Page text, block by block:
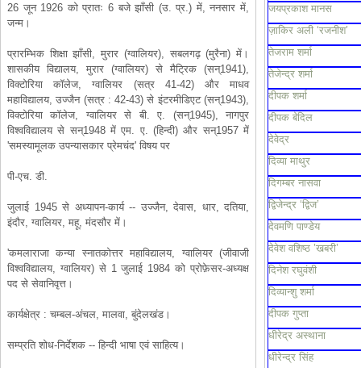
26 जून 1926 को प्रातः 6 बजे झाँसी (उ. प्र.) में, ननसार में,
जन्म।
प्रारम्भिक शिक्षा झाँसी, मुरार (ग्वालियर), सबलगढ़ (मुरैना) में।
शासकीय विद्यालय, मुरार (ग्वालियर) से मैट्रिक (सन्1941),
विक्टोरिया कॉलेज, ग्वालियर (सत्र 41-42) और माधव
महाविद्यालय, उज्जैन (सत्र : 42-43) से इंटरमीडिएट (सन्1943),
विक्टोरिया कॉलेज, ग्वालियर से बी. ए. (सन्1945), नागपुर
विश्वविद्यालय से सन्1948 में एम. ए. (हिन्दी) और सन्1957 में
'समस्यामूलक उपन्यासकार प्रेमचंद' विषय पर
पी-एच. डी.
जुलाई 1945 से अध्यापन-कार्य -- उज्जैन, देवास, धार, दतिया,
इंदौर, ग्वालियर, महू, मंदसौर में।
'कमलाराजा कन्या स्नातकोत्तर महाविद्यालय, ग्वालियर (जीवाजी
विश्वविद्यालय, ग्वालियर) से 1 जुलाई 1984 को प्रोफ़ेसर-अध्यक्ष
पद से सेवानिवृत्त।
कार्यक्षेत्र : चम्बल-अंचल, मालवा, बुंदेलखंड।
सम्प्रति शोध-निर्देशक -- हिन्दी भाषा एवं साहित्य।
जयप्रकाश मानस
ज़ाकिर अली ‘रजनीश’
तेजराम शर्मा
तेजेन्द्र शर्मा
दीपक शर्मा
दीपक बेदिल
देवेद्र
दिव्या माथुर
दिगम्बर नासवा
द्विजेन्द्र ‘द्विज’
देवमणि पाण्डेय
देवेश वशिष्ठ ’खबरी’
दिनेश रघुवंशी
दिव्यान्शु शर्मा
दीपक गुप्ता
धीरेद्र अस्थाना
धीरेन्द्र सिंह